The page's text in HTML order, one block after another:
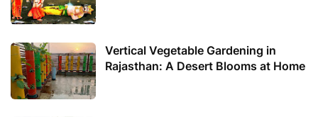
Vertical Vegetable Gardening in
Rajasthan: A Desert Blooms at Home